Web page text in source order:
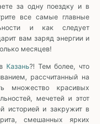
за одну поездку и в
все самые главные
и как следует
вам заряд энергии и
месяцев!
Казань?! Тем более, что
рассчитанный на
множество красивых
мечетей и этот
историей и закружит в
смешанных ярких